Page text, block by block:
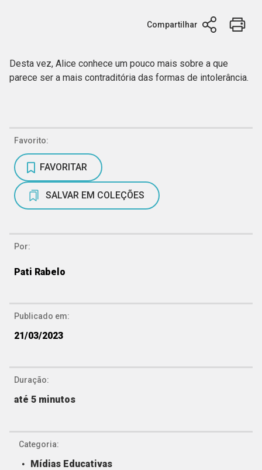
Compartilhar
Desta vez, Alice conhece um pouco mais sobre a que
parece ser a mais contraditória das formas de intolerância.
Favorito:
FAVORITAR
SALVAR EM COLEÇÕES
Por:
Pati Rabelo
Publicado em:
21/03/2023
Duração:
até 5 minutos
Categoria:
Mídias Educativas